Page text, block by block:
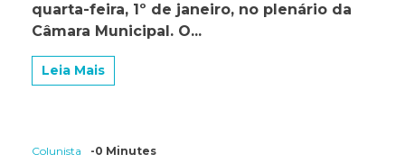
para
quarta-feira, 1º de janeiro, no plenário da
Câmara Municipal. O...
Leia Mais
Colunista -0 Minutes